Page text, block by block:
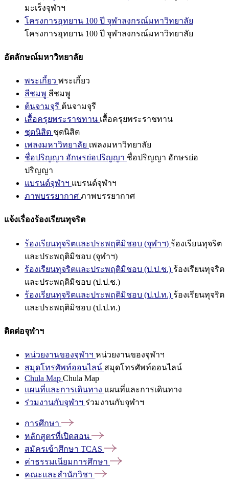
มะเร็งจุฬาฯ
โครงการอุทยาน 100 ปี จุฬาลงกรณ์มหาวิทยาลัย
โครงการอุทยาน 100 ปี จุฬาลงกรณ์มหาวิทยาลัย
อัตลักษณ์มหาวิทยาลัย
พระเกี้ยว พระเกี้ยว
สีชมพู สีชมพู
ต้นจามจุรี ต้นจามจุรี
เสื้อครุยพระราชทาน เสื้อครุยพระราชทาน
ชุดนิสิต ชุดนิสิต
เพลงมหาวิทยาลัย เพลงมหาวิทยาลัย
ชื่อปริญญา อักษรย่อปริญญา ชื่อปริญญา อักษรย่อ
ปริญญา
แบรนด์จุฬาฯ แบรนด์จุฬาฯ
ภาพบรรยากาศ ภาพบรรยากาศ
แจ้งเรื่องร้องเรียนทุจริต
ร้องเรียนทุจริตและประพฤติมิชอบ (จุฬาฯ) ร้องเรียนทุจริต
และประพฤติมิชอบ (จุฬาฯ)
ร้องเรียนทุจริตและประพฤติมิชอบ (ป.ป.ช.) ร้องเรียนทุจริต
และประพฤติมิชอบ (ป.ป.ช.)
ร้องเรียนทุจริตและประพฤติมิชอบ (ป.ป.ท.) ร้องเรียนทุจริต
และประพฤติมิชอบ (ป.ป.ท.)
ติดต่อจุฬาฯ
หน่วยงานของจุฬาฯ หน่วยงานของจุฬาฯ
สมุดโทรศัพท์ออนไลน์ สมุดโทรศัพท์ออนไลน์
Chula Map Chula Map
แผนที่และการเดินทาง แผนที่และการเดินทาง
ร่วมงานกับจุฬาฯ ร่วมงานกับจุฬาฯ
การศึกษา
หลักสูตรที่เปิดสอน
สมัครเข้าศึกษา TCAS
ค่าธรรมเนียมการศึกษา
คณะและสำนักวิชา